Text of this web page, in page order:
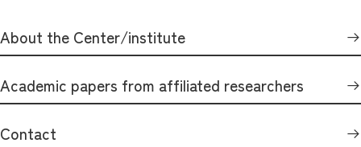
About the Center/institute
Academic papers from affiliated researchers
Contact